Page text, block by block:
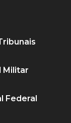
Militar
Federal